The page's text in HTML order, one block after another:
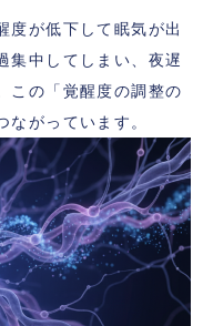
度が低下して眠気が出
集中してしまい、夜遅
この「覚醒度の調整の
ながっています。